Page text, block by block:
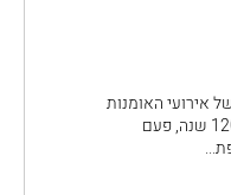
אירועי האומנות
הבינלאומיים: תערוכה המתקיימת מזה 120 שנה, פעם